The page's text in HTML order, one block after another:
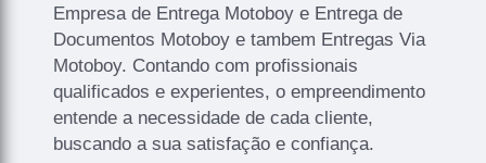
Empresa de Entrega Motoboy e Entrega de
Documentos Motoboy e tambem Entregas Via
Motoboy. Contando com profissionais
qualificados e experientes, o empreendimento
entende a necessidade de cada cliente,
buscando a sua satisfação e confiança.